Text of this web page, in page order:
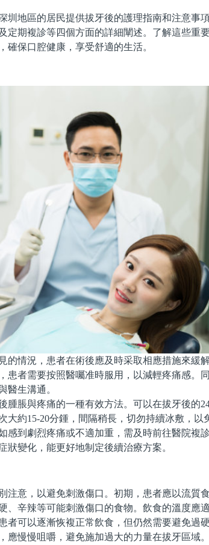
地區的居民提供拔牙後的護理指南和注意事
定期複診等四個方面的詳細闡述。了解這些重
確保口腔健康，享受舒適的生活。
情況，患者在術後應及時采取相應措施來緩
患者需要按照醫囑准時服用，以減輕疼痛感。
醫生溝通。
脹與疼痛的一種有效方法。可以在拔牙後的
大約15-20分鍾，間隔稍長，切勿持續冰敷，以
到劇烈疼痛或不適加重，需及時前往醫院複
狀變化，能更好地制定後續治療方案。
意，以避免刺激傷口。初期，患者應以流質
、辛辣等可能刺激傷口的食物。飲食的溫度應
可以逐漸恢複正常飲食，但仍然需要避免過
應慢慢咀嚼，避免施加過大的力量在拔牙區域。